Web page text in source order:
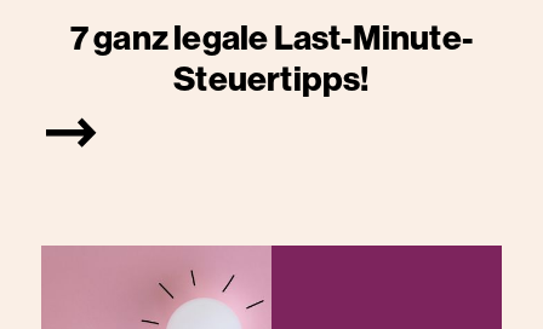
7 ganz legale Last-Minute-
Steuertipps!